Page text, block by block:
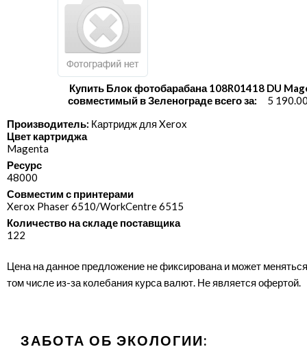
Купить Блок фотобарабана 108R01418 DU
совместимый в Зеленограде всего за:
5
Производитель: Картридж для Xerox
Цвет картриджа
Magenta
Ресурс
48000
Совместим с принтерами
Xerox Phaser 6510/​WorkCentre 6515
Количество на складе поставщика
122
Цена на данное предложение не фиксирована и может
том числе из-за колебания курса валют. Не является офертой.
ЗАБОТА ОБ ЭКОЛОГИИ: